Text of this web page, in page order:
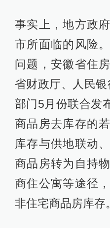
事实上，地方政
市所面临的风险
问题，安徽省住
省财政厅、人民
部门5月份联合发
商品房去库存的
库存与供地联动
商品房转为自持
商住公寓等途径
非住宅商品房库存。